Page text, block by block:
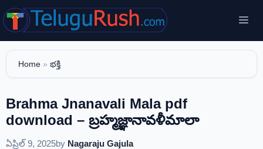
Skip
to
content
Home » భక్తి
Brahma Jnanavali Mala pdf
download – బ్రహ్మజ్ఞానావళీమాలా
ఏప్రిల్ 9, 2025by Nagaraju Gajula